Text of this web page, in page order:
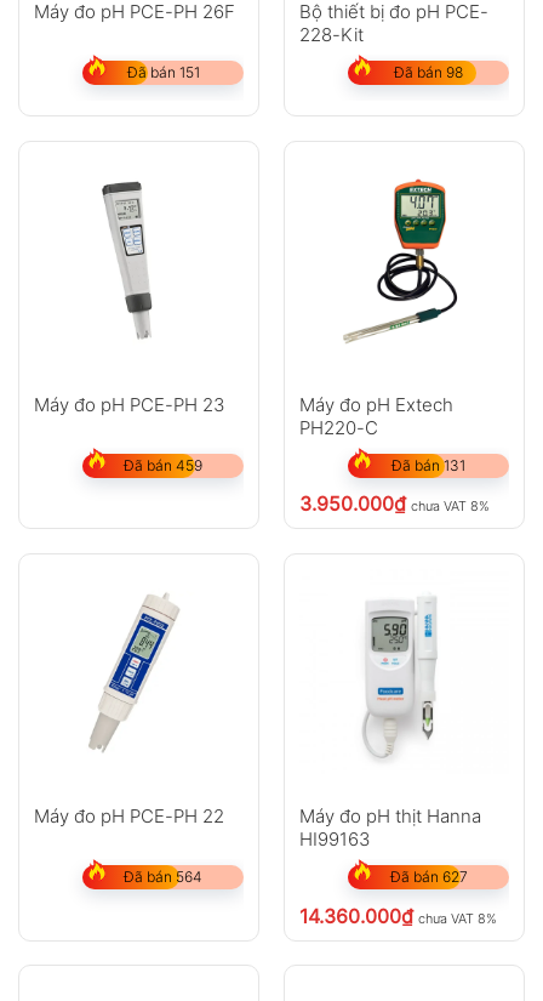
Máy đo pH PCE-PH 26F
Đã bán 151
Bộ thiết bị đo pH PCE-
228-Kit
Đã bán 98
Máy đo pH PCE-PH 23
Đã bán 459
Máy đo pH Extech
PH220-C
Đã bán 131
3.950.000₫ chưa VAT 8%
Máy đo pH PCE-PH 22
Đã bán 564
Máy đo pH thịt Hanna
HI99163
Đã bán 627
14.360.000₫ chưa VAT 8%